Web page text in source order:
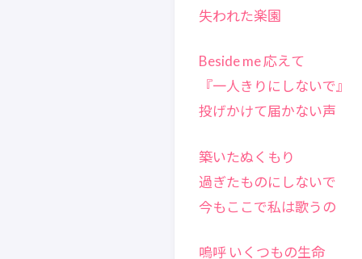
失われた楽園
Beside me 応えて
『一人きりにしないで』
投げかけて届かない声
築いたぬくもり
過ぎたものにしないで
今もここで私は歌うの
嗚呼 いくつもの生命